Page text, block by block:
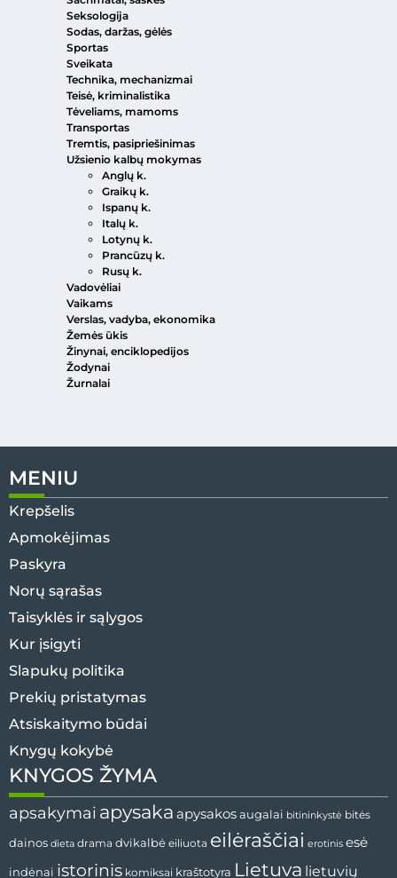
Seksologija
Sodas, daržas, gėlės
Sportas
Sveikata
Technika, mechanizmai
Teisė, kriminalistika
Tėveliams, mamoms
Transportas
Tremtis, pasipriešinimas
Užsienio kalbų mokymas
Anglų k.
Graikų k.
Ispanų k.
Italų k.
Lotynų k.
Prancūzų k.
Rusų k.
Vadovėliai
Vaikams
Verslas, vadyba, ekonomika
Žemės ūkis
Žinynai, enciklopedijos
Žodynai
Žurnalai
MENIU
Krepšelis
Apmokėjimas
Paskyra
Norų sąrašas
Taisyklės ir sąlygos
Kur įsigyti
Slapukų politika
Prekių pristatymas
Atsiskaitymo būdai
Knygų kokybė
KNYGOS ŽYMA
apsakymai apysaka apysakos augalai bitininkystė bitės
dainos dieta drama dvikalbė eiliuota eilėraščiai erotinis esė
indėnai istorinis komiksai kraštotyra Lietuva lietuvių